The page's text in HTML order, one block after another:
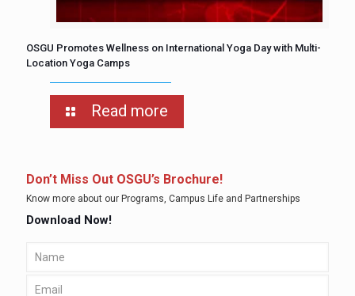
OSGU Promotes Wellness on International Yoga Day with Multi-
Location Yoga Camps
Read more
Don’t Miss Out OSGU’s Brochure!
Know more about our Programs, Campus Life and Partnerships
Download Now!